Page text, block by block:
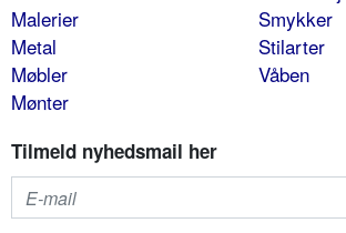
Malerier
Metal
Møbler
Mønter
Smykker
Stilarter
Våben
Tilmeld nyhedsmail her